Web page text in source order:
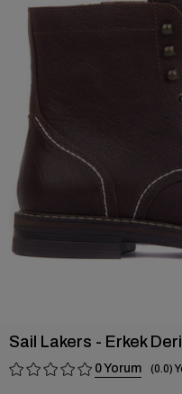
Sail Lakers - Erkek
0 0.0